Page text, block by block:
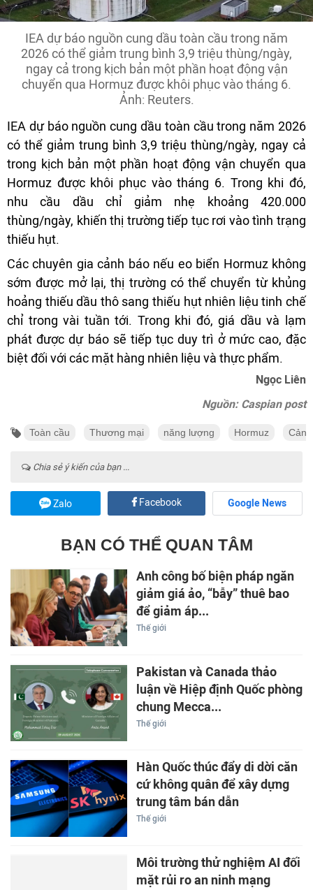
IEA dự báo nguồn cung dầu toàn cầu trong năm
2026 có thể giảm trung bình 3,9 triệu thùng/ngày,
ngay cả trong kịch bản một phần hoạt động vận
chuyển qua Hormuz được khôi phục vào tháng 6.
Ảnh: Reuters.
IEA dự báo nguồn cung dầu toàn cầu trong năm 2026
có thể giảm trung bình 3,9 triệu thùng/ngày, ngay cả
trong kịch bản một phần hoạt động vận chuyển qua
Hormuz được khôi phục vào tháng 6. Trong khi đó,
nhu cầu dầu chỉ giảm nhẹ khoảng 420.000
thùng/ngày, khiến thị trường tiếp tục rơi vào tình trạng
thiếu hụt.
Các chuyên gia cảnh báo nếu eo biển Hormuz không
sớm được mở lại, thị trường có thể chuyển từ khủng
hoảng thiếu dầu thô sang thiếu hụt nhiên liệu tinh chế
chỉ trong vài tuần tới. Trong khi đó, giá dầu và lạm
phát được dự báo sẽ tiếp tục duy trì ở mức cao, đặc
biệt đối với các mặt hàng nhiên liệu và thực phẩm.
Ngọc Liên
Nguồn: Caspian post
Toàn cầu Thương mại năng lượng Hormuz
Chia sẻ ý kiến của bạn ...
Zalo Facebook Google News
BẠN CÓ THỂ QUAN TÂM
Anh công bố biện pháp ngăn
giảm giá ảo, “bẫy” thuê bao
để giảm áp...
Thế giới
Pakistan và Canada thảo
luận về Hiệp định Quốc phòng
chung Mecca...
Thế giới
Hàn Quốc thúc đẩy di dời căn
cứ không quân để xây dựng
trung tâm bán dẫn
Thế giới
Môi trường thử nghiệm AI đối
mặt rủi ro an ninh mạng